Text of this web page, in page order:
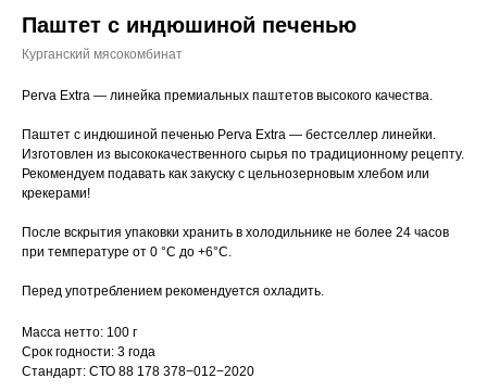
Паштет с индюшиной печенью
Курганский мясокомбинат
Perva Extra — линейка премиальных паштетов высокого качества.
Паштет с индюшиной печенью Perva Extra — бестселлер линейки.
Изготовлен из высококачественного сырья по традиционному рецепту.
Рекомендуем подавать как закуску с цельнозерновым хлебом или
крекерами!
После вскрытия упаковки хранить в холодильнике не более 24 часов
при температуре от 0 °C до +6°С.
Перед употреблением рекомендуется охладить.
Масса нетто: 100 г
Срок годности: 3 года
Стандарт: СТО 88 178 378−012−2020